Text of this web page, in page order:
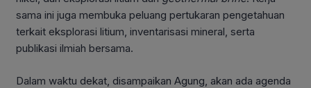
sama ini juga membuka peluang pertukaran pengetahuan
terkait eksplorasi litium, inventarisasi mineral, serta
publikasi ilmiah bersama.
Dalam waktu dekat, disampaikan Agung, akan ada agenda